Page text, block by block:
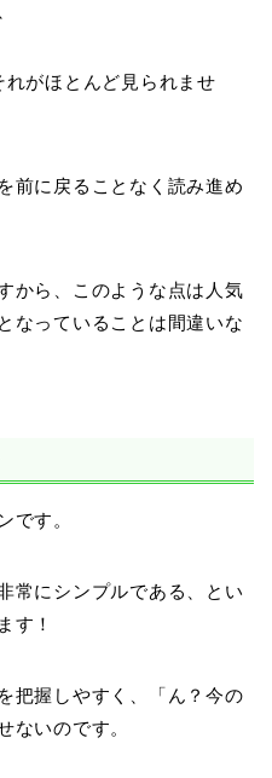
がほとんど見られませ
前に戻ることなく読み進め
から、このような点は人気
なっていることは間違いな
です。
常にシンプルである、とい
す！
把握しやすく、「ん？今の
いのです。